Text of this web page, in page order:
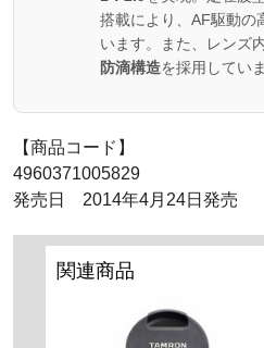
搭載により、AF駆動の
います。また、レンズ
防滴構造を採用していま
【商品コード】
4960371005829
発売日 2014年4月24日発売
関連商品